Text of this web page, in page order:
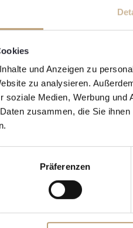
und Anzeigen zu
zu analysieren.
soziale Medien, Werbung
zusammen, die Sie
Präferenzen